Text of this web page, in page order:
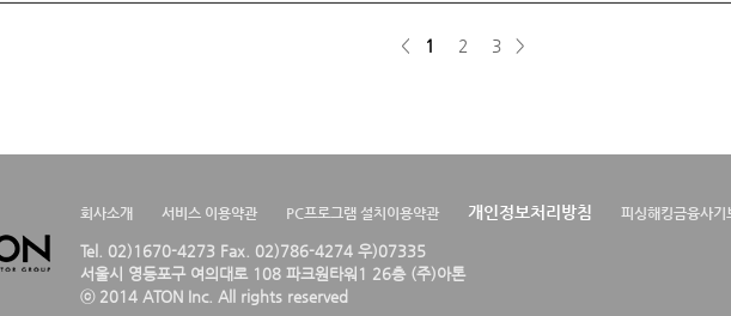
< 1 2 3 >
회사소개 서비스 이용약관 PC프로그램 설치이용약관 개인정보처리방침 피싱해킹금융사기
Tel. 02)1670-4273 Fax. 02)786-4274 우)07335
서울시 영등포구 여의대로 108 파크원타워1 26층 (주)아톤
ⓒ 2014 ATON Inc. All rights reserved